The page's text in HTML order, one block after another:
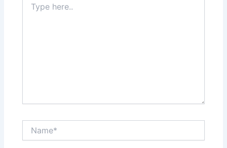
here..